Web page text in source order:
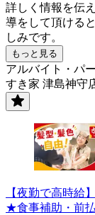
詳しく情報を伝
導をして頂ける
しみです。
もっと見る
アルバイト・パ
すき家 津島神守
【夜勤で高時給
★食事補助・前